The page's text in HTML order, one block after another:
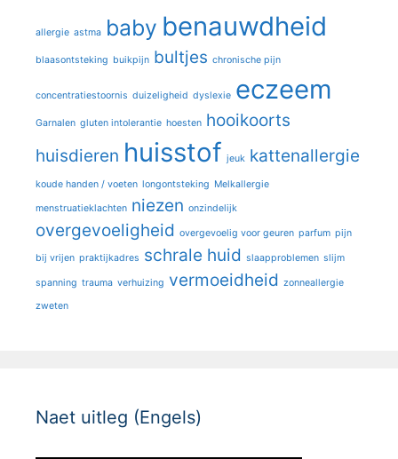
allergie astma baby benauwdheid
blaasontsteking buikpijn bultjes chronische pijn
concentratiestoornis duizeligheid dyslexie eczeem
Garnalen gluten intolerantie hoesten hooikoorts
huisdieren huisstof jeuk kattenallergie
koude handen / voeten longontsteking Melkallergie
menstruatieklachten niezen onzindelijk
overgevoeligheid overgevoelig voor geuren parfum pijn
bij vrijen praktijkadres schrale huid slaapproblemen slijm
spanning trauma verhuizing vermoeidheid zonneallergie
zweten
Naet uitleg (Engels)